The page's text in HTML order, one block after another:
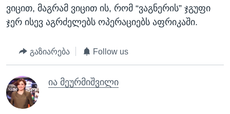
ვიცით, მაგრამ ვიცით ის, რომ “ვაგნერის” ჯგუფი
ჯერ ისევ აგრძელებს ოპერაციებს აფრიკაში.
გაზიარება Follow us
ია მეურმიშვილი